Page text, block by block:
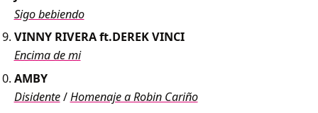
Sigo bebiendo
VINNY RIVERA ft.DEREK VINCI
Encima de mi
AMBY
Disidente/Homenaje a Robin Cariño